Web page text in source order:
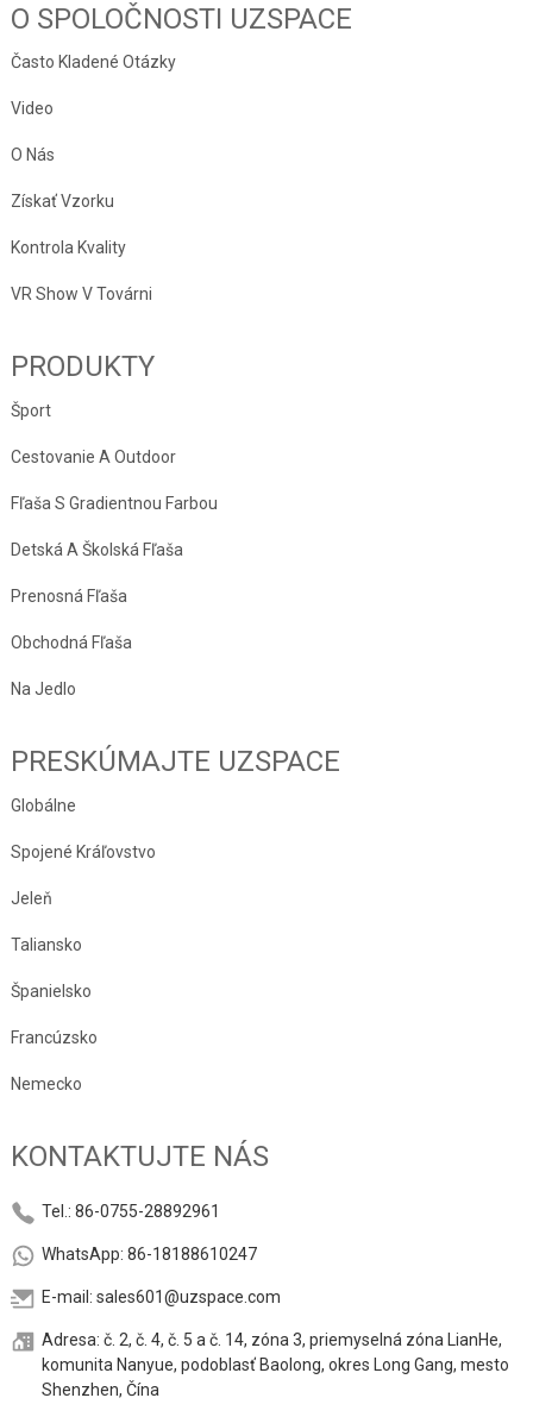
O SPOLOČNOSTI UZSPACE
Často Kladené Otázky
Video
O Nás
Získať Vzorku
Kontrola Kvality
VR Show V Továrni
PRODUKTY
Šport
Cestovanie A Outdoor
Fľaša S Gradientnou Farbou
Detská A Školská Fľaša
Prenosná Fľaša
Obchodná Fľaša
Na Jedlo
PRESKÚMAJTE UZSPACE
Globálne
Spojené Kráľovstvo
Jeleň
Taliansko
Španielsko
Francúzsko
Nemecko
KONTAKTUJTE NÁS
Tel.: 86-0755-28892961
WhatsApp: 86-18188610247
E-mail: sales601@uzspace.com
Adresa: č. 2, č. 4, č. 5 a č. 14, zóna 3, priemyselná zóna LianHe,
komunita Nanyue, podoblasť Baolong, okres Long Gang, mesto
Shenzhen, Čína